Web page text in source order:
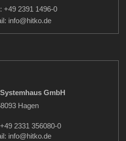
+49 2391 1496-0
info@hitko.de
GmbH
Hagen
2331 356080-0
info@hitko.de